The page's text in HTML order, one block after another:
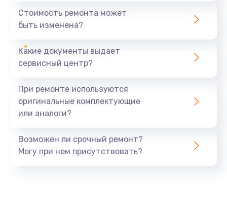
945 руб.
Замена вебкамеры
Ремонт петель крышки
Заказать
Стоимость ремонта может
быть изменена?
Какие документы выдает
сервисный центр?
При ремонте используются
оригинальные комплектующие
или аналоги?
Возможен ли срочный ремонт?
Могу при нем присутствовать?